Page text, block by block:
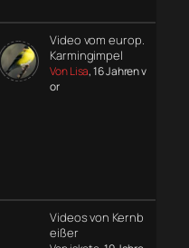
Video vom europ.
Karmingimpel
Von Lisa, 16 Jahren v
or
Videos von Kernb
eißer